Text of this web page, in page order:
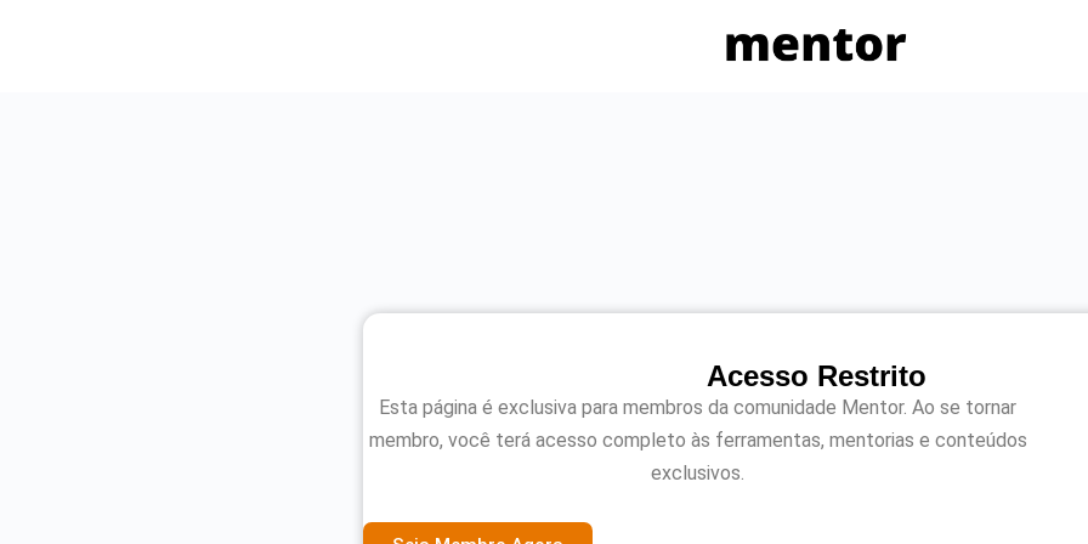
Acesso Restrito
Esta página é exclusiva para membros da comunidade Mentor. Ao se tornar
membro, você terá acesso completo às ferramentas, mentorias e conteúdos
exclusivos.